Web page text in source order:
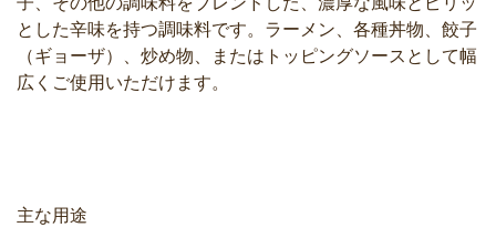
とした辛味を持つ調味料です。ラーメン、各種丼物、餃子
（ギョーザ）、炒め物、またはトッピングソースとして幅
広くご使用いただけます。
主な用途